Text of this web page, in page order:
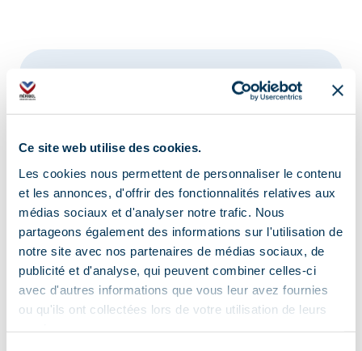
Ce site web utilise des cookies.
Les cookies nous permettent de personnaliser le contenu
et les annonces, d'offrir des fonctionnalités relatives aux
médias sociaux et d'analyser notre trafic. Nous
partageons également des informations sur l'utilisation de
notre site avec nos partenaires de médias sociaux, de
publicité et d'analyse, qui peuvent combiner celles-ci
avec d'autres informations que vous leur avez fournies
ou qu'ils ont collectées lors de votre utilisation de leurs
Galerie du Ruitor, 73550 Méribel
Aanvullende info lokalisatie
Bushalte "Office de Tourisme". Aan de voorkant
van de Mottaret sneeuw.
Informatie bijgewerkt op